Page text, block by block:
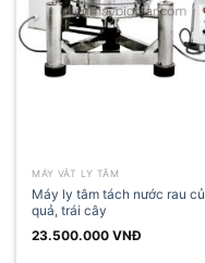
MÁY VẮT LY TÂM
Máy ly tâm tách nước rau củ
quả, trái cây
23.500.000VNĐ